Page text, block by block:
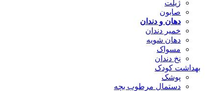
ژیلت
صابون
دهان و دندان
خمیر دندان
دهان شویه
مسواک
نخ دندان
بهداشت کودک
پوشک
دستمال مرطوب بچه